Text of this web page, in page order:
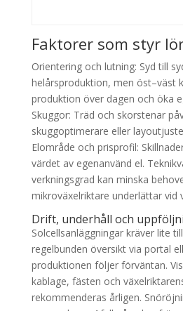
Faktorer som styr
Orientering och lutning: Syd till
helårsproduktion, men öst–väst
produktion över dagen och öka
Skuggor: Träd och skorstenar
skuggoptimerare eller
Elområde och prisprofil:
värdet av egenanvänd el.
verkningsgrad kan minska
mikroväxelriktare underlättar vid
Drift, underhåll och
Solcellsanläggningar kräver lite
regelbunden översikt via portal
produktionen följer förväntan.
kablage, fästen och
rekommenderas årligen.